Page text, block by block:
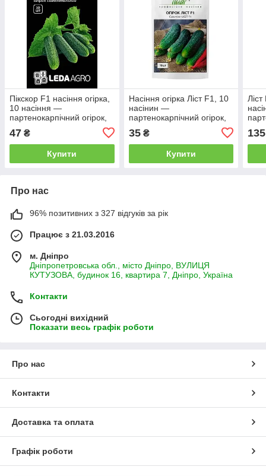
Пікскор F1 насіння огірка,
10 насіння —
партенокарпічний огірок,
LEDAAGRO
47 ₴
Купити
Насіння огірка Ліст F1, 10
насінин —
партенокарпічний огірок,
35₴
Купити
135
Про нас
96% позитивних з 327 відгуків за рік
Працює з 21.03.2016
м. Дніпро
Дніпропетровська обл., місто Дніпро, ВУЛИЦЯ
КУТУЗОВА, будинок 16, квартира 7, Дніпро, Україна
Контакти
Сьогодні вихідний
Показати весь графік роботи
Про нас
Контакти
Доставка та оплата
Графік роботи